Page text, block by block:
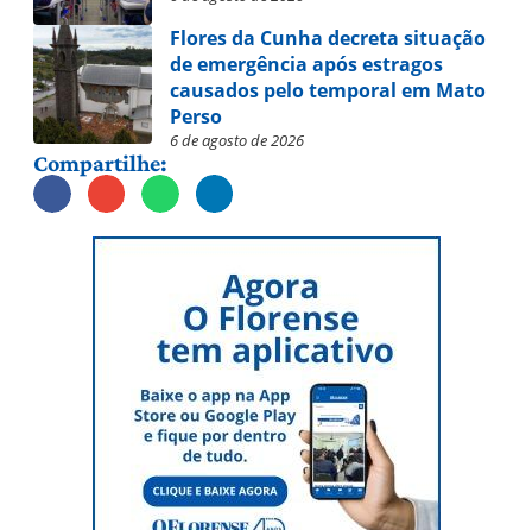
Flores da Cunha decreta situação
de emergência após estragos
causados pelo temporal em Mato
Perso
6 de agosto de 2026
Compartilhe: